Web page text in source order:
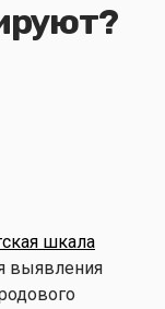
шкала
выявления